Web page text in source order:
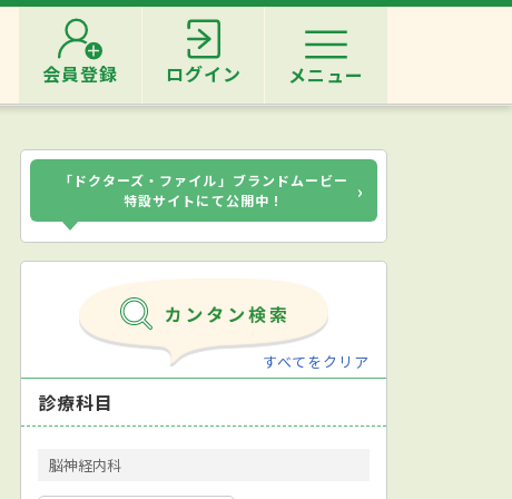
会員登録 ログイン メニュー
「ドクターズ・ファイル」ブランドムービー
特設サイトにて公開中！
›
すべてをクリア
診療科目
脳神経内科